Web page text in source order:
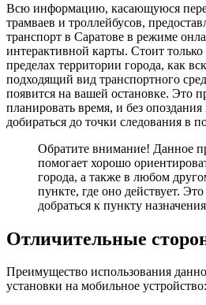
Всю информацию, касающуюся
трамваев и троллейбусов,
транспорт в Саратове в режиме
интерактивной карты. Стоит только
пределах территории города, как
подходящий вид транспортного
появится на вашей остановке. Это
планировать время, и без
добираться до точки следования в
Обратите внимание! Данное
помогает хорошо
города, а также в любом
пункте, где оно действует.
добраться к пункту
Отличительные
Преимущество использования
установки на мобильное устройство: